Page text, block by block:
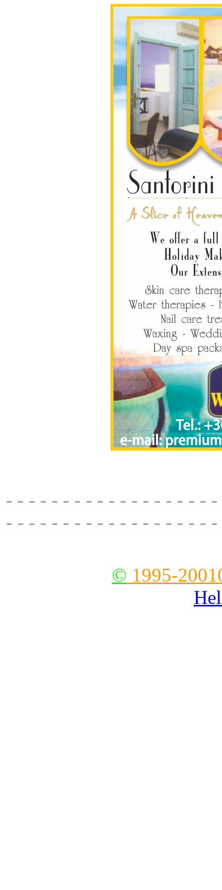
- - - - - - - - - - - - - - - - - -
- - - - - - - - - - - - - - - - - -
© 1995-